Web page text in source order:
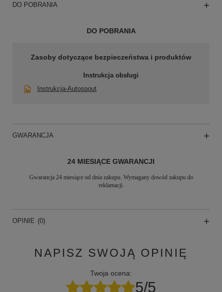
DO POBRANIA
DO POBRANIA
Zasoby dotyczące bezpieczeństwa i produktów
Instrukcja obsługi
Instrukcja-Autospout
GWARANCJA
24 MIESIĄCE GWARANCJI
Gwarancja 24 miesiące od dnia zakupu. Wymagany dowód zakupu do
reklamacji.
OPINIE (0)
NAPISZ SWOJĄ OPINIĘ
Twoja ocena:
5/5